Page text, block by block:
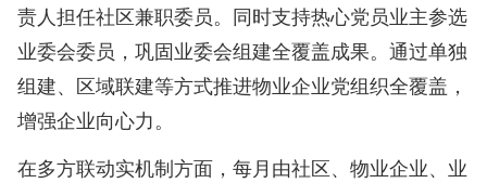
责人担任社区兼职委员。同时支持热心党员业主参选
业委会委员，巩固业委会组建全覆盖成果。通过单独
组建、区域联建等方式推进物业企业党组织全覆盖，
增强企业向心力。
在多方联动实机制方面，每月由社区、物业企业、业